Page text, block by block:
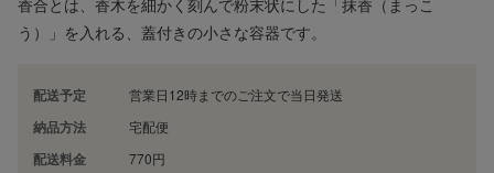
香合とは、香木を細かく刻んで粉末状にした「抹香（まっこ
う）」を入れる、蓋付きの小さな容器です。
配送予定 営業日12時までのご注文で当日発送
納品方法 宅配便
配送料金 770円